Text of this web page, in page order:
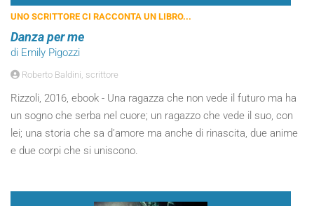
UNO SCRITTORE CI RACCONTA UN LIBRO...
Danza per me
di Emily Pigozzi
Roberto Baldini, scrittore
Rizzoli, 2016, ebook - Una ragazza che non vede il futuro ma ha
un sogno che serba nel cuore; un ragazzo che vede il suo, con
lei; una storia che sa d’amore ma anche di rinascita, due anime
e due corpi che si uniscono.